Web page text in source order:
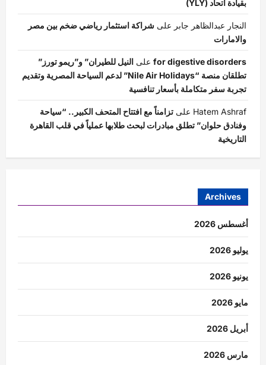
بقيادة اتحاد (YLY)
النجار عبدالظاهر جابر على شراكة استثمار رياضي ضخم بين مصر
والامارات
for digestive disorders على النيل للطيران” و”ريمو تورز”
تطلقان منصة “Nile Air Holidays” لدعم السياحة المصرية وتقديم
تجربة سفر متكاملة بأسعار تنافسية
Hatem Ashraf على تزامناً مع افتتاح المتحف الكبير.. “سياحة
وفنادق حلوان” تطلق مبادرات لبحث طلابها عملياً في قلب القاهرة
التاريخية
Archives
أغسطس 2026
يوليو 2026
يونيو 2026
مايو 2026
أبريل 2026
مارس 2026